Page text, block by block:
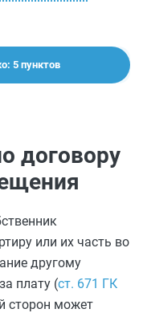
5 пунктов
договору
или их часть во
другому
плату (ст. 671 ГК
сторон может